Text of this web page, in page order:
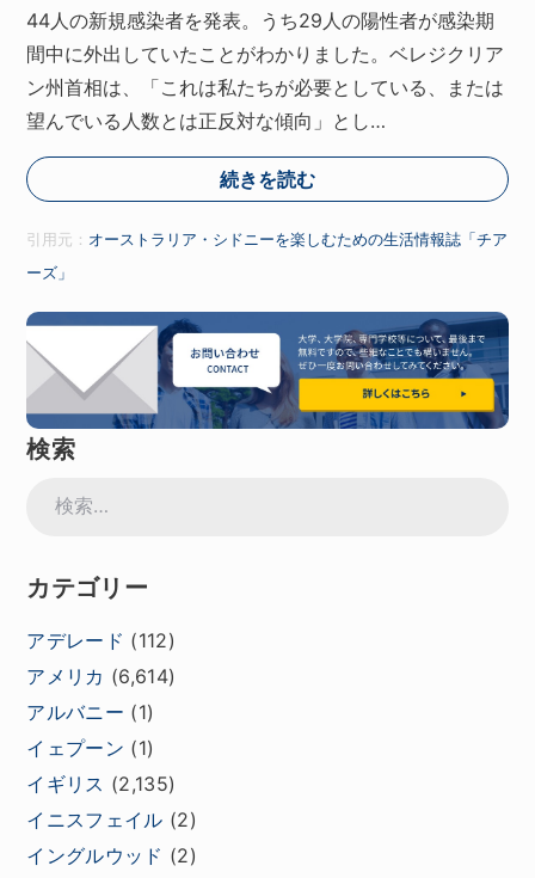
44人の新規感染者を発表。うち29人の陽性者が感染期
間中に外出していたことがわかりました。ベレジクリア
ン州首相は、「これは私たちが必要としている、または
望んでいる人数とは正反対な傾向」とし…
続きを読む
引用元： オーストラリア・シドニーを楽しむための生活情報誌「チア
ーズ」
検索
カテゴリー
アデレード (112)
アメリカ (6,614)
アルバニー (1)
イェプーン (1)
イギリス (2,135)
イニスフェイル (2)
イングルウッド (2)